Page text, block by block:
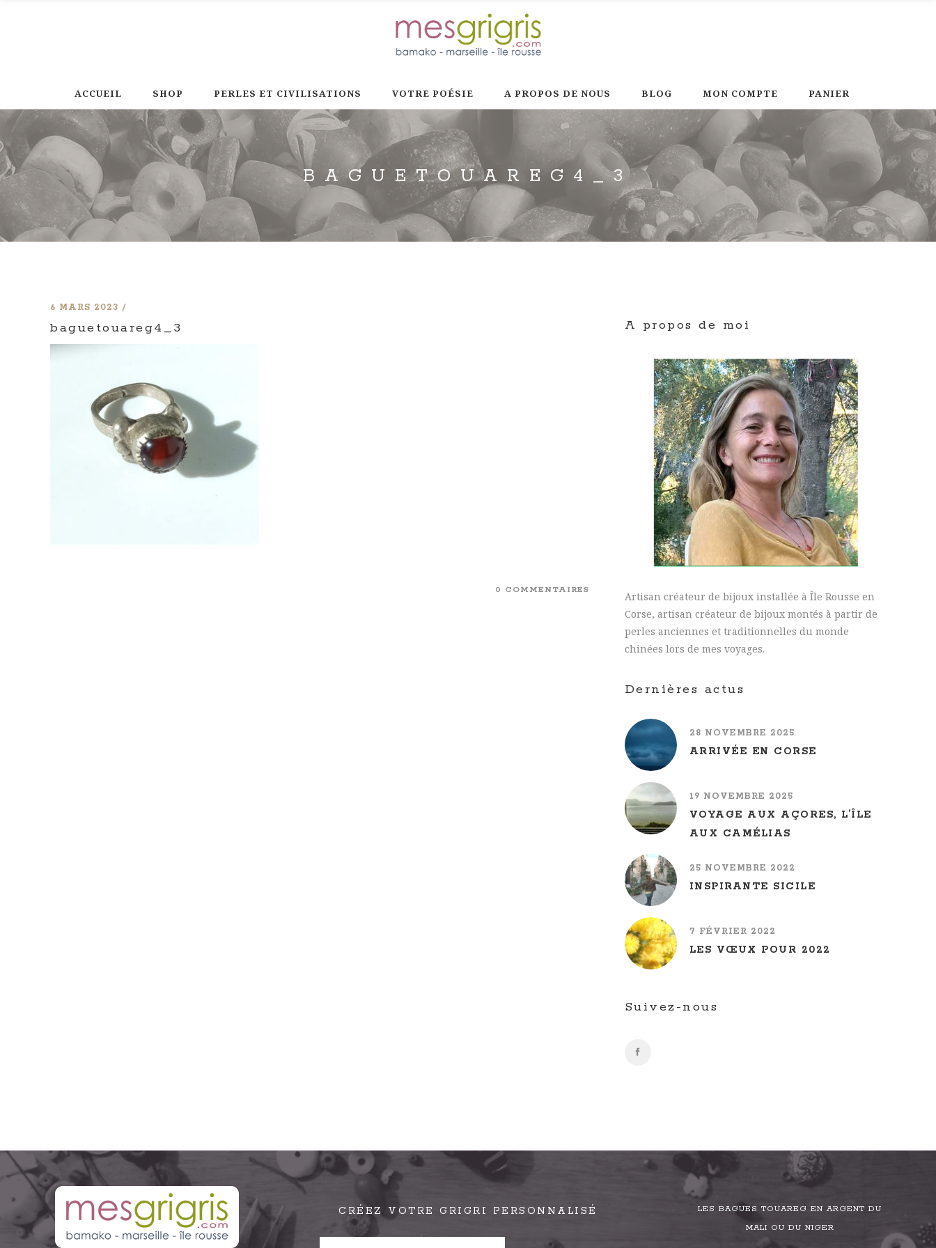
ACCUEIL SHOP PERLES ET CIVILISATIONS VOTRE POÉSIE A PROPOS DE NOUS BLOG MON COMPTE PANIER
BAGUETOUAREG4_3
6 MARS 2023
baguetouareg4_3
0 COMMENTAIRES
A propos de moi
Artisan créateur de bijoux installée à Île Rousse en
Corse, artisan créateur de bijoux montés à partir de
perles anciennes et traditionnelles du monde
chinées lors de mes voyages.
Dernières actus
28 NOVEMBRE 2025
ARRIVÉE EN CORSE
19 NOVEMBRE 2025
VOYAGE AUX AÇORES, L’ÎLE
AUX CAMÉLIAS
25 NOVEMBRE 2022
INSPIRANTE SICILE
7 FÉVRIER 2022
LES VŒUX POUR 2022
Suivez-nous
CRÉEZ VOTRE GRIGRI PERSONNALISÉ
LES BAGUES TOUAREG EN ARGENT DU
MALI OU DU NIGER